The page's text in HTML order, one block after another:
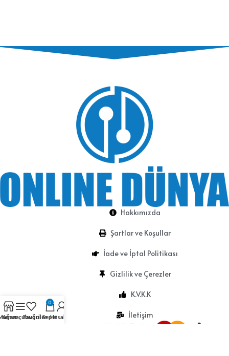
Hakkımızda
Şartlar ve Koşullar
İade ve İptal Politikası
Gizlilik ve Çerezler
K.V.K.K
İletişim
Kenar çubuğu
Favoriler
0
SepetHesabım